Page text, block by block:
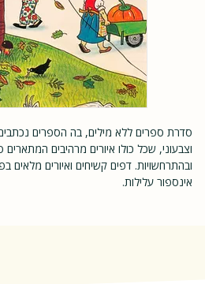
סדרת ספרים ללא מילים, בה הספרים
וצבעוני, שכל כולו איורים מרהיבים
ובהתרחשויות. דפים קשיחים ואיורים
אינספור עלילות.